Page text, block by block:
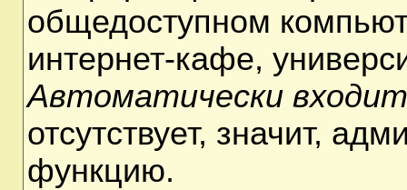
общедоступном
интернет-кафе,
Автоматически
отсутствует, значит,
функцию.